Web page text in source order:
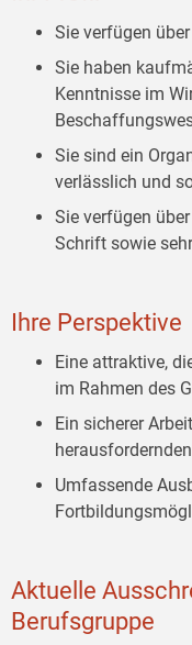
Sie verfügen
Sie haben
Kenntnisse im
Sie sind ein
verlässlich und
Sie verfügen
Schrift sowie
Ihre Perspektive
Eine attraktive,
im Rahmen des
Ein sicherer
Umfassende
Aktuelle
Berufsgruppe